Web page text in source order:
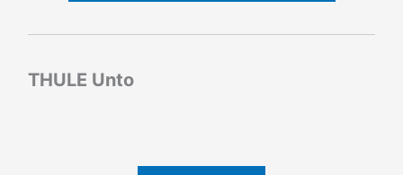
THULE Unto